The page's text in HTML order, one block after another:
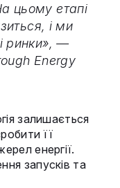
цьому етапі
і ми
ринки», —
Energy
залишається
її
енергії.
запусків та